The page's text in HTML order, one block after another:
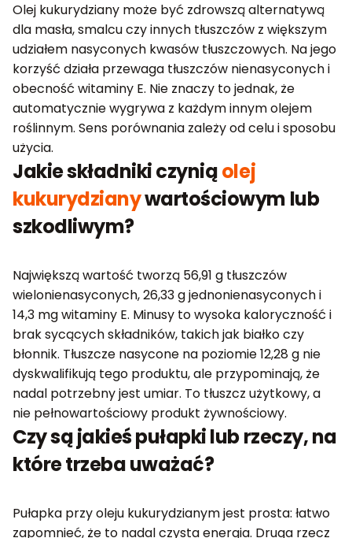
Olej kukurydziany może być zdrowszą alternatywą
dla masła, smalcu czy innych tłuszczów z większym
udziałem nasyconych kwasów tłuszczowych. Na jego
korzyść działa przewaga tłuszczów nienasyconych i
obecność witaminy E. Nie znaczy to jednak, że
automatycznie wygrywa z każdym innym olejem
roślinnym. Sens porównania zależy od celu i sposobu
użycia.
Jakie składniki czyniąolej
kukurydzianywartościowym lub
szkodliwym?
Największą wartość tworzą 56,91 g tłuszczów
wielonienasyconych, 26,33 g jednonienasyconych i
14,3 mg witaminy E. Minusy to wysoka kaloryczność i
brak sycących składników, takich jak białko czy
błonnik. Tłuszcze nasycone na poziomie 12,28 g nie
dyskwalifikują tego produktu, ale przypominają, że
nadal potrzebny jest umiar. To tłuszcz użytkowy, a
nie pełnowartościowy produkt żywnościowy.
Czy są jakieś pułapki lub rzeczy, na
które trzeba uważać?
Pułapka przy oleju kukurydzianym jest prosta: łatwo
zapomnieć, że to nadal czysta energia. Druga rzecz